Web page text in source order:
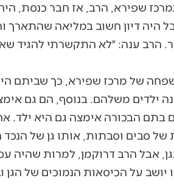
שפירא, הרב, אז חבר כנסת,
דיון חשוב במליאה שהתארך
הרב ענה: ״לא התקשרתי להגיד
של מרכז שפירא, כך שביתם
ילדים משלהם. בנוסף, הם גם
בתם הבכורה אימצה גם היא ילד.
של סבים וסבתות, אותו גן של
אבל הרב דרוקמן, למרות שהיה
על הכיסאות הנמוכים של